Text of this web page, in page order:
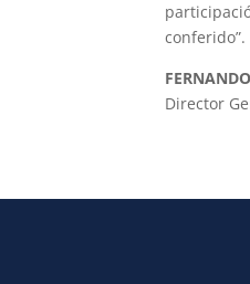
conferido”.
Director